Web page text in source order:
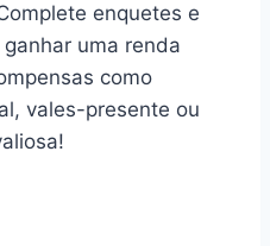
enquetes e
uma renda
como
vales-presente ou